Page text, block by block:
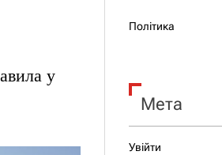
у
Політика
Мета
Увійти